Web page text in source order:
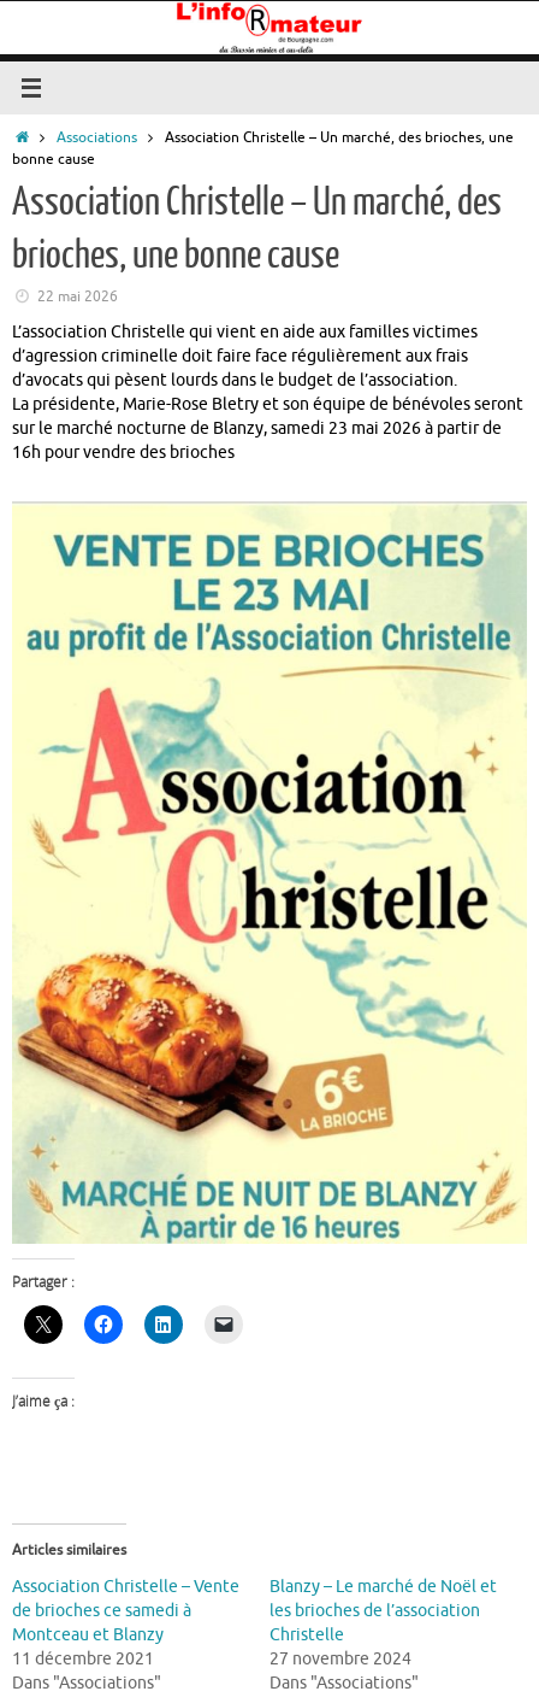
contenu
Accueil
Associations
Association Christelle – Un marché, des brioches, une
bonne cause
Association Christelle – Un marché, des
brioches, une bonne cause
22 mai 2026
L’association Christelle qui vient en aide aux familles victimes
d’agression criminelle doit faire face régulièrement aux frais
d’avocats qui pèsent lourds dans le budget de l’association.
La présidente, Marie-Rose Bletry et son équipe de bénévoles seront
sur le marché nocturne de Blanzy, samedi 23 mai 2026 à partir de
16h pour vendre des brioches
Partager :
J’aime ça :
Articles similaires
Association Christelle – Vente
de brioches ce samedi à
Montceau et Blanzy
11 décembre 2021
Dans "Associations"
Blanzy – Le marché de Noël et
les brioches de l’association
Christelle
27 novembre 2024
Dans "Associations"